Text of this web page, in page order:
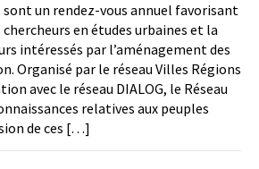
sont un rendez-vous annuel favorisant
en études urbaines et la
intéressés par l’aménagement des
Organisé par le réseau Villes Régions
avec le réseau DIALOG, le Réseau
relatives aux peuples
de ces […]